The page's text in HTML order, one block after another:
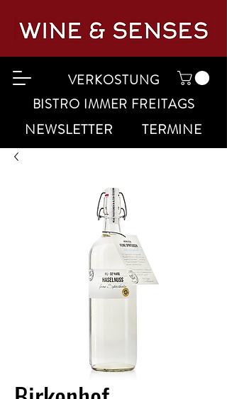
VERKOSTUNG
BISTRO IMMER FREITAGS
NEWSLETTER TERMINE